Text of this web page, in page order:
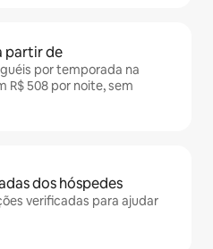
partir de
por temporada na
R$ 508 por noite, sem
dos hóspedes
verificadas para ajudar